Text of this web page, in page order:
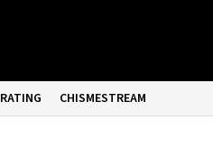
RATING CHISMESTREAM